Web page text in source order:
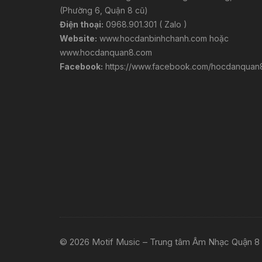
(Phường 6, Quận 8 cũ)
Điện thoại: 0968.901.301 ( Zalo )
Website: www.hocdanbinhchanh.com hoặc
www.hocdanquan8.com
Facebook: https://www.facebook.com/
© 2026 Motif Music – Trung tâm Âm Nhạc Quận 8